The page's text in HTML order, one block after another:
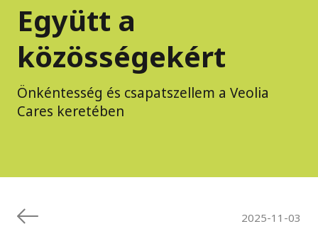
Együtt a
közösségekért
Önkéntesség és csapatszellem a Veolia
Cares keretében
2025-11-03